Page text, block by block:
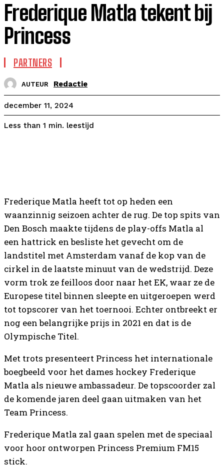
Frederique Matla tekent bij
Princess
PARTNERS
AUTEUR Redactie
december 11, 2024
Less than 1 min. leestijd
Frederique Matla heeft tot op heden een
waanzinnig seizoen achter de rug. De top spits van
Den Bosch maakte tijdens de play-offs Matla al
een hattrick en besliste het gevecht om de
landstitel met Amsterdam vanaf de kop van de
cirkel in de laatste minuut van de wedstrijd. Deze
vorm trok ze feilloos door naar het EK, waar ze de
Europese titel binnen sleepte en uitgeroepen werd
tot topscorer van het toernooi. Echter ontbreekt er
nog een belangrijke prijs in 2021 en dat is de
Olympische Titel.
Met trots presenteert Princess het internationale
boegbeeld voor het dames hockey Frederique
Matla als nieuwe ambassadeur. De topscoorder zal
de komende jaren deel gaan uitmaken van het
Team Princess.
Frederique Matla zal gaan spelen met de speciaal
voor hoor ontworpen Princess Premium FM15
stick.